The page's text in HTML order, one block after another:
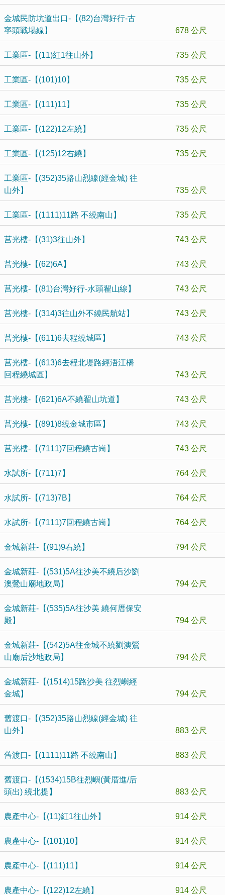
金城民防坑道出口-【(82)台灣好行-古
寧頭戰場線】
678 公尺
工業區-【(11)紅1往山外】 735 公尺
工業區-【(101)10】 735 公尺
工業區-【(111)11】 735 公尺
工業區-【(122)12左繞】 735 公尺
工業區-【(125)12右繞】 735 公尺
工業區-【(352)35路山烈線(經金城) 往
山外】
735 公尺
工業區-【(1111)11路 不繞南山】 735 公尺
莒光樓-【(31)3往山外】 743 公尺
莒光樓-【(62)6A】 743 公尺
莒光樓-【(81)台灣好行-水頭翟山線】 743 公尺
莒光樓-【(314)3往山外不繞民航站】 743 公尺
莒光樓-【(611)6去程繞城區】 743 公尺
莒光樓-【(613)6去程北堤路經浯江橋
回程繞城區】
743 公尺
莒光樓-【(621)6A不繞翟山坑道】 743 公尺
莒光樓-【(891)8繞金城市區】 743 公尺
莒光樓-【(7111)7回程繞古崗】 743 公尺
水試所-【(711)7】 764 公尺
水試所-【(713)7B】 764 公尺
水試所-【(7111)7回程繞古崗】 764 公尺
金城新莊-【(91)9右繞】 794 公尺
金城新莊-【(531)5A往沙美不繞后沙劉
澳鶯山廟地政局】
794 公尺
金城新莊-【(535)5A往沙美 繞何厝保安
殿】
794 公尺
金城新莊-【(542)5A往金城不繞劉澳鶯
山廟后沙地政局】
794 公尺
金城新莊-【(1514)15路沙美 往烈嶼經
金城】
794 公尺
舊渡口-【(352)35路山烈線(經金城) 往
山外】
883 公尺
舊渡口-【(1111)11路 不繞南山】 883 公尺
舊渡口-【(1534)15B往烈嶼(黃厝進/后
頭出) 繞北提】
883 公尺
農產中心-【(11)紅1往山外】 914 公尺
農產中心-【(101)10】 914 公尺
農產中心-【(111)11】 914 公尺
農產中心-【(122)12左繞】 914 公尺